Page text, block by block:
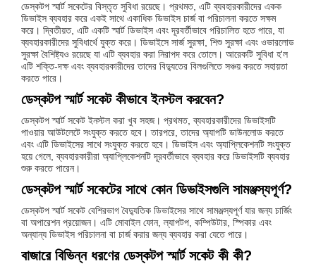
ডেস্কটপ স্মার্ট সকেটের বিস্তৃত সুবিধা রয়েছে। প্রথমত, এটি ব্যবহারকারীদের একক
ডিভাইস ব্যবহার করে একই সাথে একাধিক ডিভাইস চার্জ বা পরিচালনা করতে সক্ষম
করে। দ্বিতীয়ত, এটি একটি স্মার্ট ডিভাইস এবং দূরবর্তীভাবে পরিচালিত হতে পারে, যা
ব্যবহারকারীদের সুবিধার্থে যুক্ত করে। ডিভাইসে সার্জ সুরক্ষা, শিশু সুরক্ষা এবং ওভারলোড
সুরক্ষা বৈশিষ্ট্যও রয়েছে যা এটি ব্যবহার করা নিরাপদ করে তোলে। আরেকটি সুবিধা হ'ল
এটি শক্তি-দক্ষ এবং ব্যবহারকারীদের তাদের বিদ্যুতের বিলগুলিতে সঞ্চয় করতে সহায়তা
করতে পারে।
ডেস্কটপ স্মার্ট সকেট কীভাবে ইনস্টল করবেন?
ডেস্কটপ স্মার্ট সকেট ইনস্টল করা খুব সহজ। প্রথমত, ব্যবহারকারীদের ডিভাইসটি
পাওয়ার আউটলেটে সংযুক্ত করতে হবে। তারপরে, তাদের অ্যাপটি ডাউনলোড করতে
এবং এটি ডিভাইসের সাথে সংযুক্ত করতে হবে। ডিভাইস এবং অ্যাপ্লিকেশনটি সংযুক্ত
হয়ে গেলে, ব্যবহারকারীরা অ্যাপ্লিকেশনটি দূরবর্তীভাবে ব্যবহার করে ডিভাইসটি ব্যবহার
শুরু করতে পারেন।
ডেস্কটপ স্মার্ট সকেটের সাথে কোন ডিভাইসগুলি সামঞ্জস্যপূর্ণ?
ডেস্কটপ স্মার্ট সকেট বেশিরভাগ বৈদ্যুতিক ডিভাইসের সাথে সামঞ্জস্যপূর্ণ যার জন্য চার্জিং
বা অপারেশন প্রয়োজন। এটি মোবাইল ফোন, ল্যাপটপ, কম্পিউটার, স্পিকার এবং
অন্যান্য ডিভাইস পরিচালনা বা চার্জ করার জন্য ব্যবহার করা যেতে পারে।
বাজারে বিভিন্ন ধরণের ডেস্কটপ স্মার্ট সকেট কী কী?